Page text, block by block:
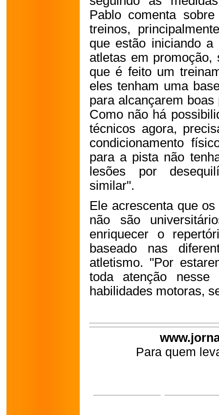
Pablo comenta
treinos,
que estão iniciando a
atletas em promoção,
que é feito um
eles tenham uma
para alcançarem
Como não há
técnicos agora,
condicionamento
para a pista não
lesões por
similar".
Ele acrescenta que
não são
enriquecer o
baseado nas
atletismo. "Por
toda atenção nesse
habilidades motoras,
Para quem